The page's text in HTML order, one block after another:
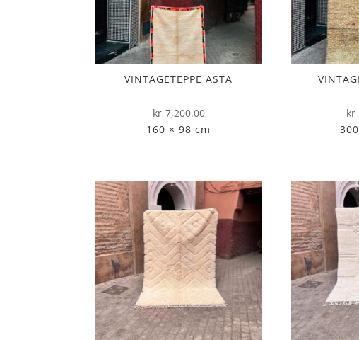
VINTAGETEPPE ASTA
kr 7,200.00
160 × 98 cm
kr